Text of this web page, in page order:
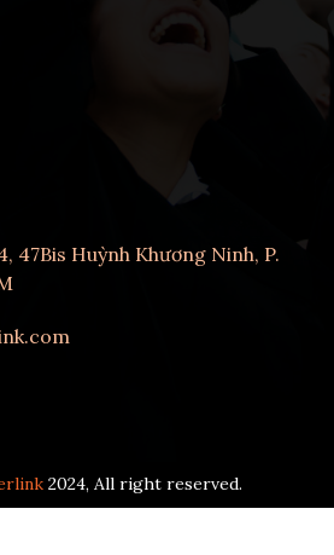
47Bis Huỳnh Khương Ninh, P.
2024, All right reserved.